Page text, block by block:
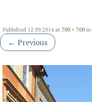
Published 12.09.2014at 700 × 700 in
← Previous